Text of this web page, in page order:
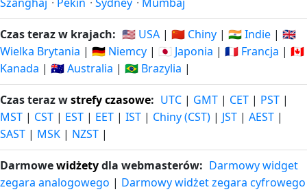
Czas teraz w krajach: 🇺🇸 USA | 🇨🇳 Chiny | 🇮🇳 Indie | 🇬🇧
Wielka Brytania | 🇩🇪 Niemcy | 🇯🇵 Japonia | 🇫🇷 Francja | 🇨🇦
Kanada | 🇦🇺 Australia | 🇧🇷 Brazylia |
Czas teraz wstrefy czasowe: UTC | GMT | CET | PST |
MST | CST | EST | EET | IST | Chiny (CST) | JST | AEST |
SAST | MSK | NZST |
Darmowewidżetydla webmasterów: Darmowy widget
zegara analogowego | Darmowy widżet zegara cyfrowego